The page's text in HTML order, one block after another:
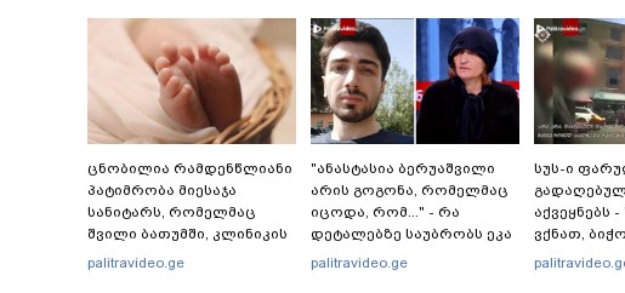
ცნობილია რამდენწლიანი
პატიმრობა მიესაჯა
სანიტარს, რომელმაც
შვილი ბათუმში, კლინიკის
საპირფარეშოში გააჩინა,
palitravideo.ge
"ანასტასია ბერუაშვილი
არის გოგონა, რომელმაც
იცოდა, რომ..." - რა
დეტალებზე საუბრობს ეკა
კუპატაძე?
palitravideo.ge
სუს-ი
აქვეყნებს
ვქნათ,